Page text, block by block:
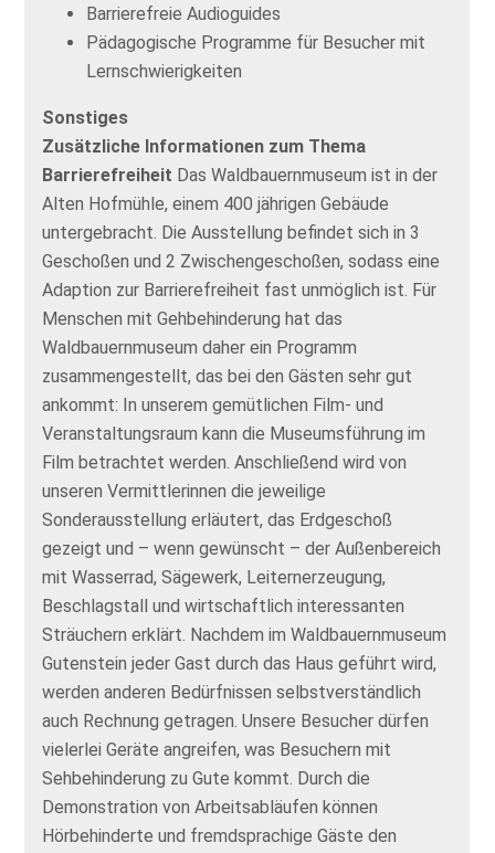
Barrierefreie Audioguides
Pädagogische Programme für Besucher mit
Lernschwierigkeiten
Sonstiges
Zusätzliche Informationen zum Thema
Barrierefreiheit Das Waldbauernmuseum ist in der
Alten Hofmühle, einem 400 jährigen Gebäude
untergebracht. Die Ausstellung befindet sich in 3
Geschoßen und 2 Zwischengeschoßen, sodass eine
Adaption zur Barrierefreiheit fast unmöglich ist. Für
Menschen mit Gehbehinderung hat das
Waldbauernmuseum daher ein Programm
zusammengestellt, das bei den Gästen sehr gut
ankommt: In unserem gemütlichen Film- und
Veranstaltungsraum kann die Museumsführung im
Film betrachtet werden. Anschließend wird von
unseren Vermittlerinnen die jeweilige
Sonderausstellung erläutert, das Erdgeschoß
gezeigt und – wenn gewünscht – der Außenbereich
mit Wasserrad, Sägewerk, Leiternerzeugung,
Beschlagstall und wirtschaftlich interessanten
Sträuchern erklärt. Nachdem im Waldbauernmuseum
Gutenstein jeder Gast durch das Haus geführt wird,
werden anderen Bedürfnissen selbstverständlich
auch Rechnung getragen. Unsere Besucher dürfen
vielerlei Geräte angreifen, was Besuchern mit
Sehbehinderung zu Gute kommt. Durch die
Demonstration von Arbeitsabläufen können
Hörbehinderte und fremdsprachige Gäste den